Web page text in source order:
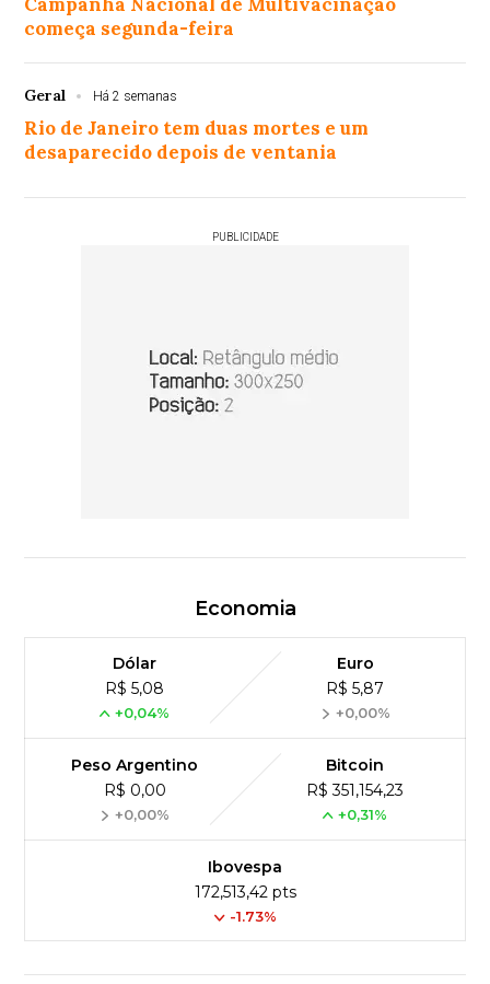
começa segunda-feira
Geral Há 2 semanas
Rio de Janeiro tem duas mortes e um
desaparecido depois de ventania
PUBLICIDADE
Economia
Dólar
R$ 5,08
+0,04%
Euro
R$ 5,87
+0,00%
Peso Argentino
R$ 0,00
+0,00%
Bitcoin
R$ 351,154,23
+0,31%
Ibovespa
172,513,42 pts
-1.73%